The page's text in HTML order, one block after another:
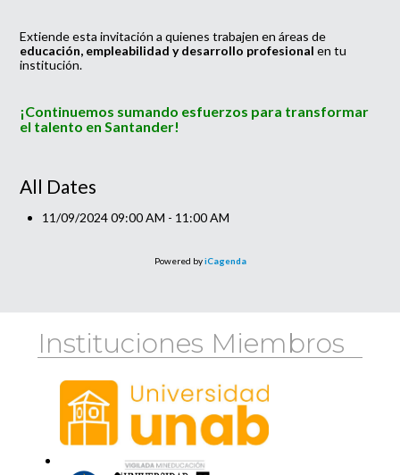
Extiende esta invitación a quienes trabajen en áreas de
educación, empleabilidad y desarrollo profesional en tu
institución.
¡Continuemos sumando esfuerzos para transformar
el talento en Santander!
All Dates
11/09/2024 09:00 AM - 11:00 AM
Powered byiCagenda
Instituciones Miembros